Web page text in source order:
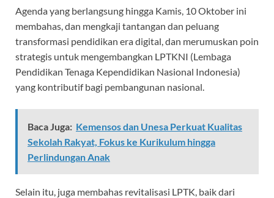
Agenda yang berlangsung hingga Kamis, 10 Oktober ini
membahas, dan mengkaji tantangan dan peluang
transformasi pendidikan era digital, dan merumuskan poin
strategis untuk mengembangkan LPTKNI (Lembaga
Pendidikan Tenaga Kependidikan Nasional Indonesia)
yang kontributif bagi pembangunan nasional.
Baca Juga: Kemensos dan Unesa Perkuat Kualitas
Sekolah Rakyat, Fokus ke Kurikulum hingga
Perlindungan Anak
Selain itu, juga membahas revitalisasi LPTK, baik dari